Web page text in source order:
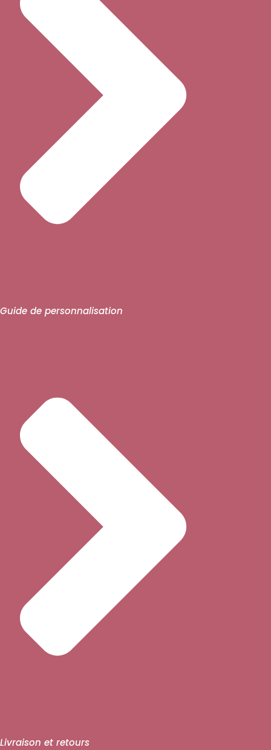
Guide de personnalisation
Livraison et retours